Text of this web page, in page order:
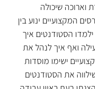
וארוכה שיכולה
המקצועיים ינוע בין
ילמדו הסטודנטים איך
ואף איך לנהל את
ישימו מוסדות
את הסטודנטים